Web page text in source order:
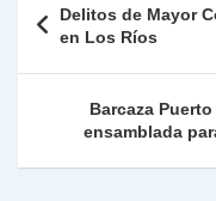
p
p
m o
o
k
ie
n
dl
y
ar
tir
de
entradas
Delitos de Mayor
en Los Ríos
Barcaza
ensamblada